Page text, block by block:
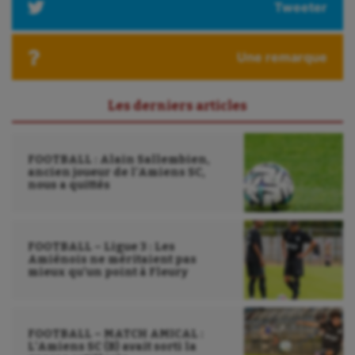
Roller-derby
Sport adapté
Sport handicap
Sport santé
Sport-santé
Triathlon
Tweeter
Une remarque
Les derniers articles
FOOTBALL : Alain Sallembien,
ancien joueur de l’Amiens SC,
nous a quittés
FOOTBALL – Ligue 3 : Les
Amiénois ne méritaient pas
mieux qu’un point à Fleury
FOOTBALL – MATCH AMICAL :
L’Amiens SC (B) avait sorti la